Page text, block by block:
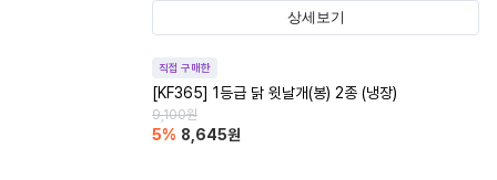
상세보기
직접 구매한
[KF365] 1등급 닭 윗날개(봉) 2종 (냉장)
9,100원
5% 8,645원